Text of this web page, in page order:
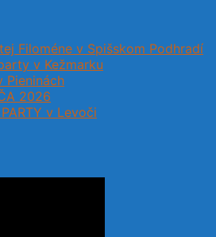
Filoméne v Spišskom Podhradí
v Kežmarku
Pieninách
2026
v Levoči